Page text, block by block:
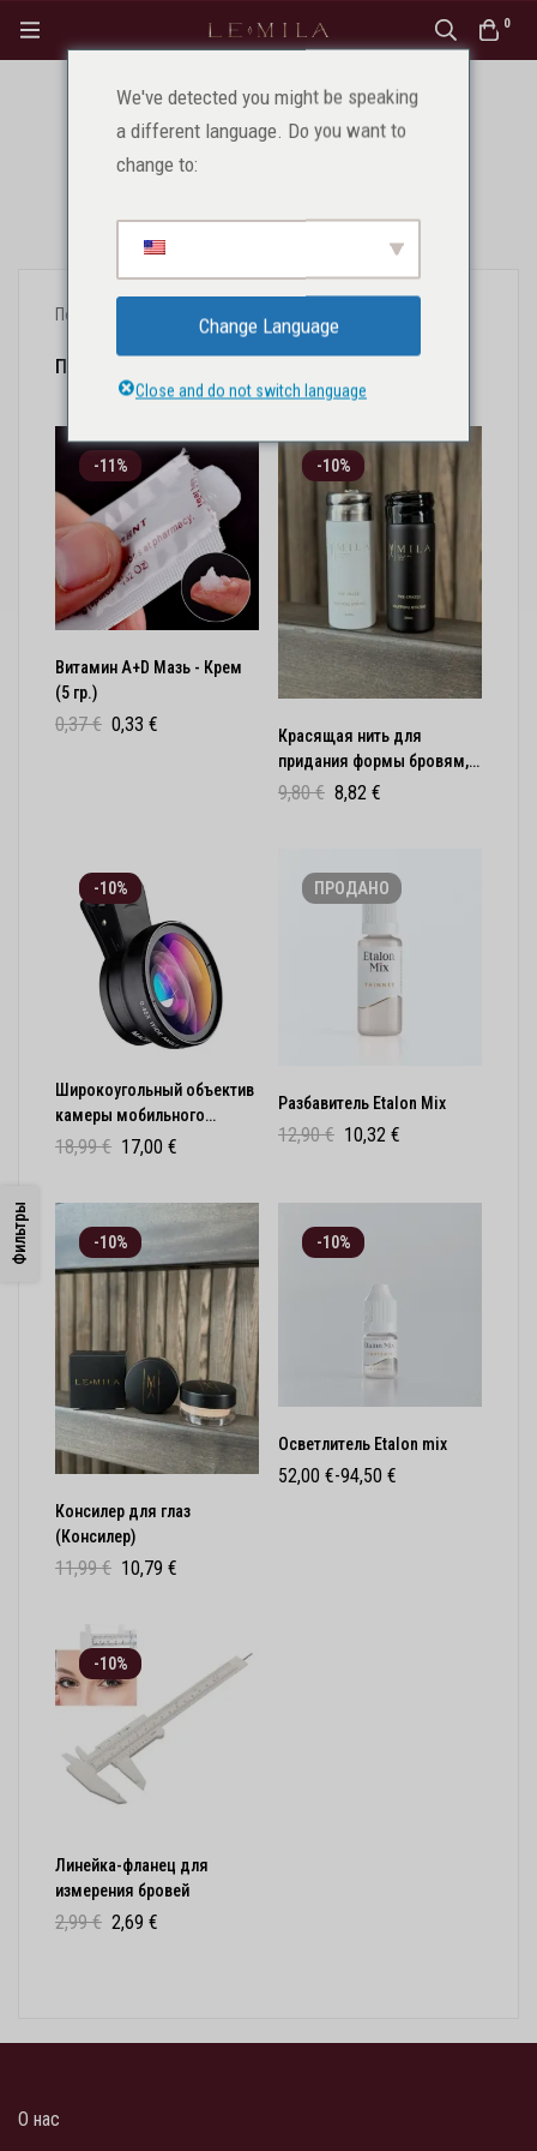
0
Аксессуары PMU
Главная Продукция
Фильтры
Показать все результаты 7
Популярность
-11%
Витамин A+D Мазь - Крем
(5 гр.)
0,37€ 0,33 €
-10%
Красящая нить для
придания формы бровям,
маркировка
9,80€ 8,82 €
-10%
Широкоугольный объектив
камеры мобильного
телефона
18,99€ 17,00 €
ПРОДАНО
Разбавитель Etalon Mix
12,90€ 10,32 €
-10%
Консилер для глаз
(Консилер)
11,99€ 10,79 €
-10%
Осветлитель Etalon mix
52,00 €-94,50 €
-10%
Линейка-фланец для
измерения бровей
2,99€ 2,69 €
О нас
We've detected you might be speaking
a different language. Do you want to
change to:
Change Language
Close and do not switch language